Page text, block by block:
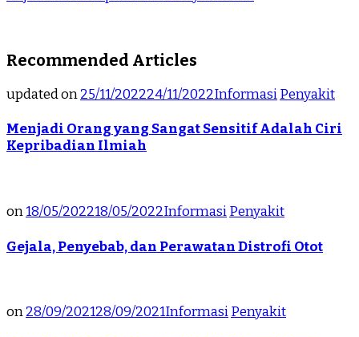
Recommended Articles
updated on25/11/202224/11/2022InformasiPenyakit
Menjadi Orang yang Sangat Sensitif Adalah Ciri
Kepribadian Ilmiah
on18/05/202218/05/2022InformasiPenyakit
Gejala, Penyebab, dan Perawatan Distrofi Otot
on28/09/202128/09/2021InformasiPenyakit